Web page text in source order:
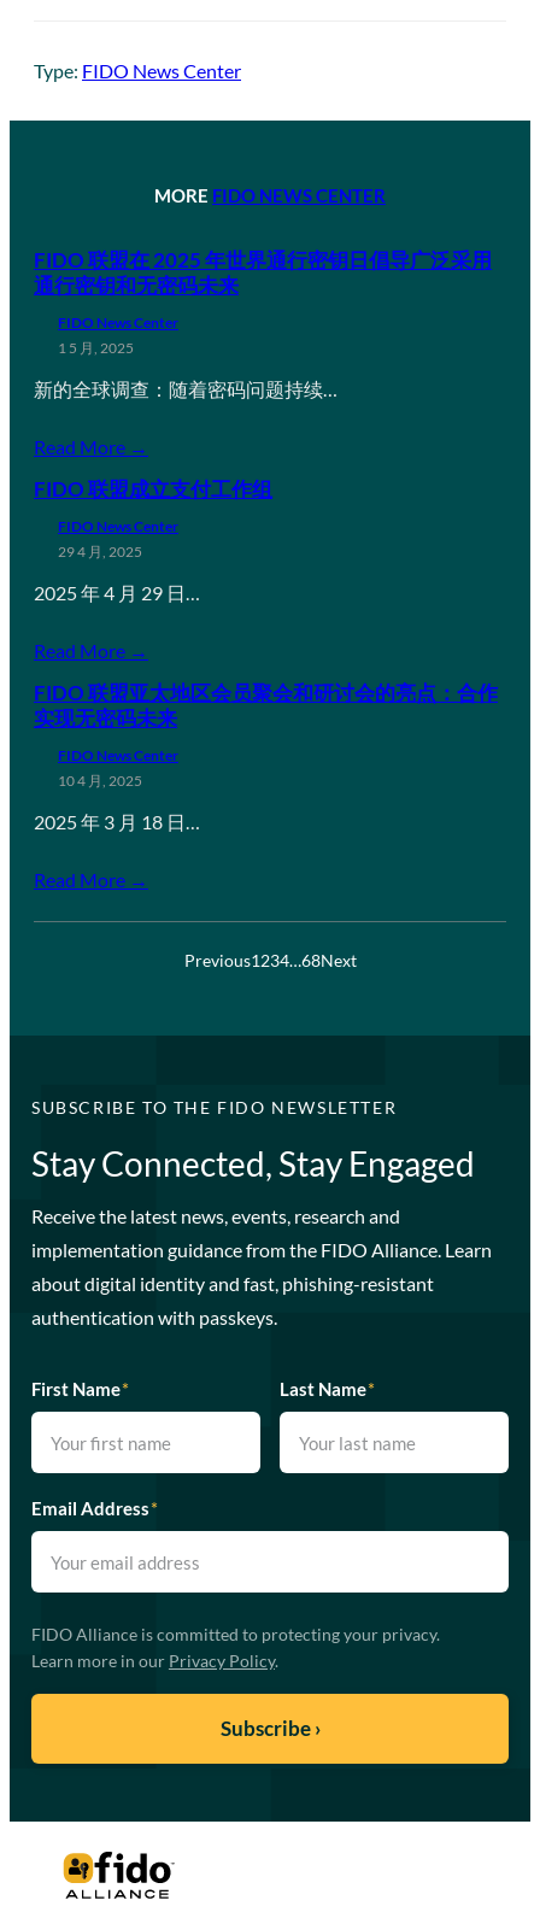
Type: FIDO News Center
MORE FIDO NEWS CENTER
FIDO 联盟在 2025 年世界通行密钥日倡导广泛采用
通行密钥和无密码未来
FIDO News Center
1 5 月, 2025
新的全球调查：随着密码问题持续…
Read More →
FIDO 联盟成立支付工作组
FIDO News Center
29 4 月, 2025
2025 年 4 月 29 日…
Read More →
FIDO 联盟亚太地区会员聚会和研讨会的亮点：合作
实现无密码未来
FIDO News Center
10 4 月, 2025
2025 年 3 月 18 日…
Read More →
Previous1234…68Next
SUBSCRIBE TO THE FIDO NEWSLETTER
Stay Connected, Stay Engaged
Receive the latest news, events, research and
implementation guidance from the FIDO Alliance. Learn
about digital identity and fast, phishing-resistant
authentication with passkeys.
First Name* Last Name*
Email Address*
FIDO Alliance is committed to protecting your privacy.
Learn more in our Privacy Policy.